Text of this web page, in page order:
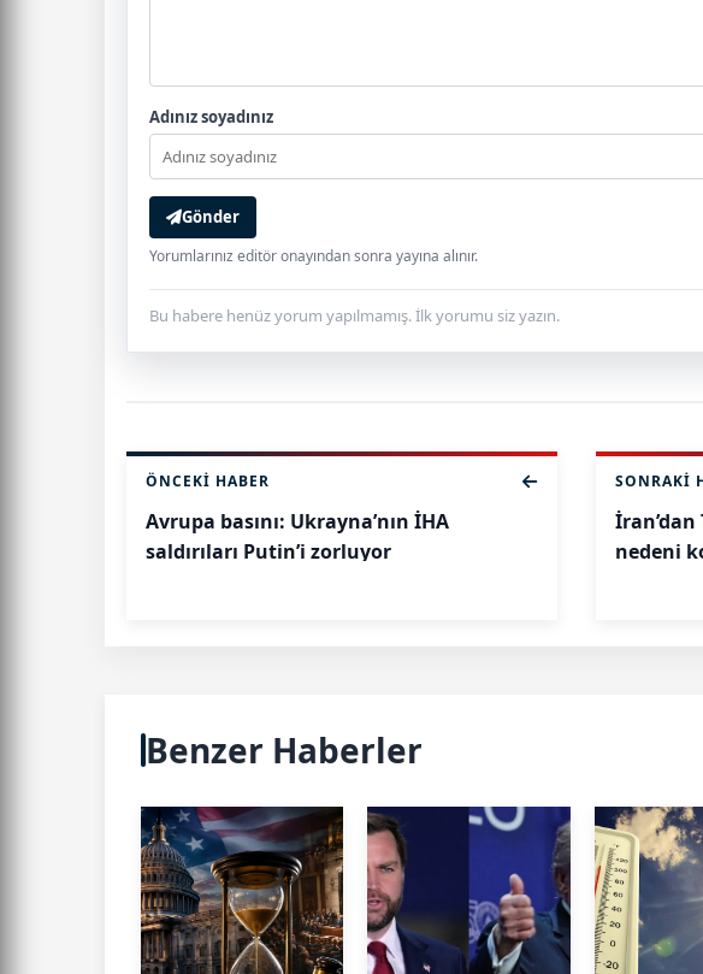
Adınız soyadınız
Gönder
Yorumlarınız editör onayından sonra yayına alınır.
Bu habere henüz yorum yapılmamış. İlk yorumu siz yazın.
ÖNCEKI HABER
Avrupa basını: Ukrayna’nın İHA
saldırıları Putin’i zorluyor
SONRAKI
İran’dan
nedeni
Benzer Haberler